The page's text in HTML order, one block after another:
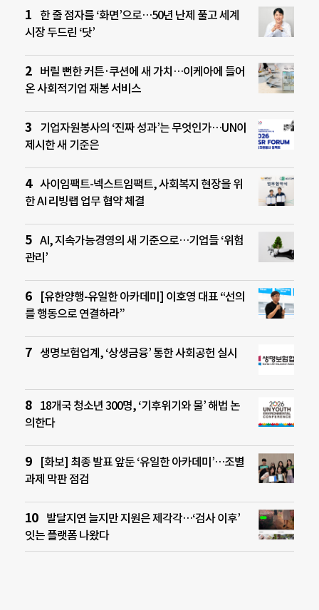
한 줄 점자를 ‘화면’으로…50년 난제 풀고 세계
시장 두드린 ‘닷’
버릴 뻔한 커튼·쿠션에 새 가치…이케아에 들어
온 사회적기업 재봉 서비스
기업자원봉사의 ‘진짜 성과’는 무엇인가…UN이
제시한 새 기준은
사이임팩트-넥스트임팩트, 사회복지 현장을 위
한 AI 리빙랩 업무 협약 체결
AI, 지속가능경영의 새 기준으로…기업들 ‘위험
관리’
[유한양행-유일한 아카데미] 이호영 대표 “선의
를 행동으로 연결하라”
생명보험업계, ‘상생금융’ 통한 사회공헌 실시
18개국 청소년 300명, ‘기후위기와 물’ 해법 논
의한다
[화보] 최종 발표 앞둔 ‘유일한 아카데미’…조별
과제 막판 점검
발달지연 늘지만 지원은 제각각…‘검사 이후’
잇는 플랫폼 나왔다